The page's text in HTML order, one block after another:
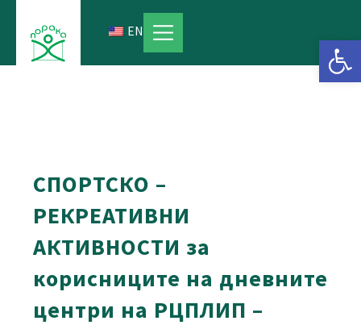
content
EN
СПОРТСКО –
РЕКРЕАТИВНИ
АКТИВНОСТИ за
корисниците на дневните
центри на РЦПЛИП –